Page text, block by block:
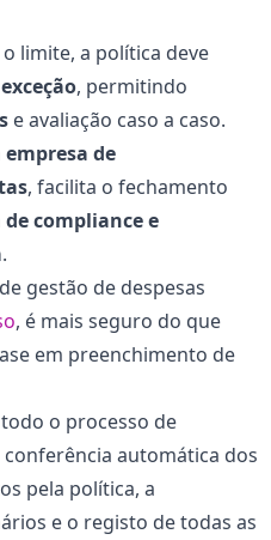
limite, a política deve
, permitindo
e avaliação caso a caso.
de
, facilita o fechamento
compliance e
.
gestão de despesas
, é mais seguro do que
em preenchimento de
o processo de
automática dos
pela política, a
e o registo de todas as